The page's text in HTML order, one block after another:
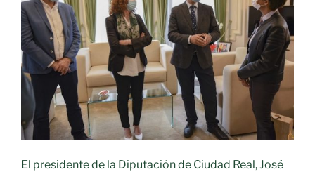
El presidente de la Diputación de Ciudad Real, José